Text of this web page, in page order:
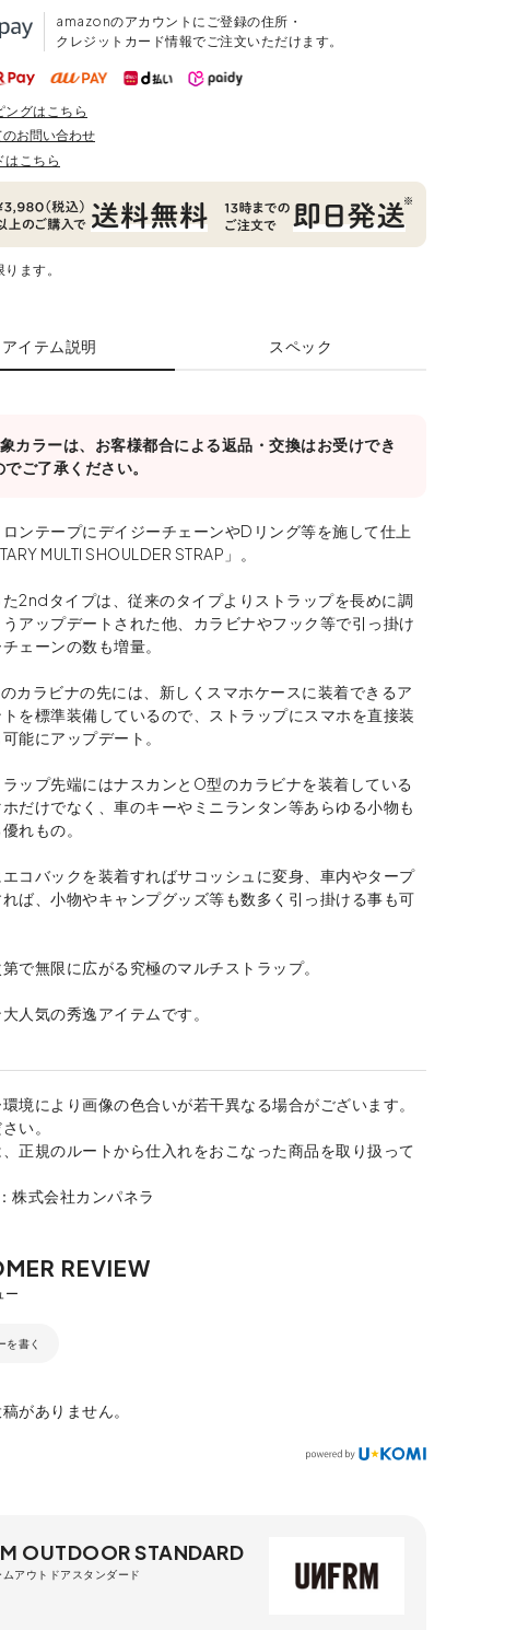
amazonのアカウントにご登録の住所・
クレジットカード情報でご注文いただけます。
ングはこちら
お問い合わせ
はこちら
ます。
アイテム説明 スペック
カラーは、お客様都合による返品・交換はお受けでき
でご了承ください。
ンテープにデイジーチェーンやDリング等を施して仕上
MULTI SHOULDER STRAP」。
2ndタイプは、従来のタイプよりストラップを長めに調
アップデートされた他、カラビナやフック等で引っ掛け
ェーンの数も増量。
カラビナの先には、新しくスマホケースに装着できるア
を標準装備しているので、ストラップにスマホを直接装
能にアップデート。
ラップ先端にはナスカンとO型のカラビナを装着している
だけでなく、車のキーやミニランタン等あらゆる小物も
れもの。
コバックを装着すればサコッシュに変身、車内やタープ
ば、小物やキャンプグッズ等も数多く引っ掛ける事も可
で無限に広がる究極のマルチストラップ。
人気の秀逸アイテムです。
境により画像の色合いが若干異なる場合がございます。
い。
正規のルートから仕入れをおこなった商品を取り扱って
株式会社カンパネラ
を書く
がありません。
OUTDOOR STANDARD
ムアウトドアスタンダード